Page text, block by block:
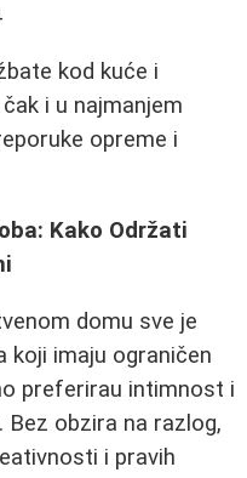
kod kuće i
i u najmanjem
opreme i
Kako Održati
domu sve je
koji imaju ograničen
preferirau intimnost i
obzira na razlog,
i pravih